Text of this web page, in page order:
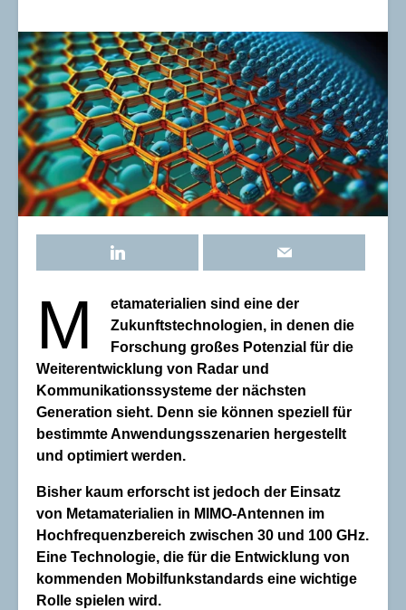
M
etamaterialien sind eine der
Zukunftstechnologien, in denen die
Forschung großes Potenzial für die
Weiterentwicklung von Radar und
Kommunikationssysteme der nächsten
Generation sieht. Denn sie können speziell für
bestimmte Anwendungsszenarien hergestellt
und optimiert werden.
Bisher kaum erforscht ist jedoch der Einsatz
von Metamaterialien in MIMO-Antennen im
Hochfrequenzbereich zwischen 30 und 100 GHz.
Eine Technologie, die für die Entwicklung von
kommenden Mobilfunkstandards eine wichtige
Rolle spielen wird.